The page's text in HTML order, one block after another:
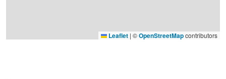
Leaflet | ©OpenStreetMapcontributors